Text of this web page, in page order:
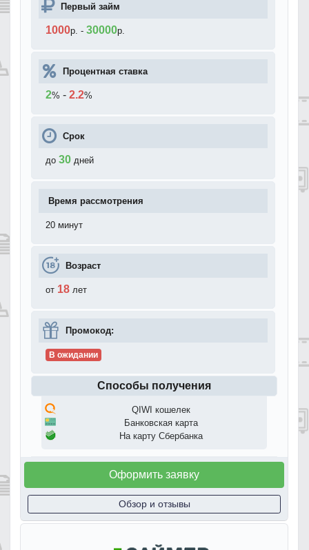
Первый займ
1000р. - 30000р.
Процентная ставка
2% - 2.2%
Срок
до 30 дней
Время рассмотрения
20 минут
Возраст
от 18 лет
Промокод:
В ожидании
Способы получения
QIWI кошелек
Банковская карта
На карту Сбербанка
Оформить заявку
Обзор и отзывы